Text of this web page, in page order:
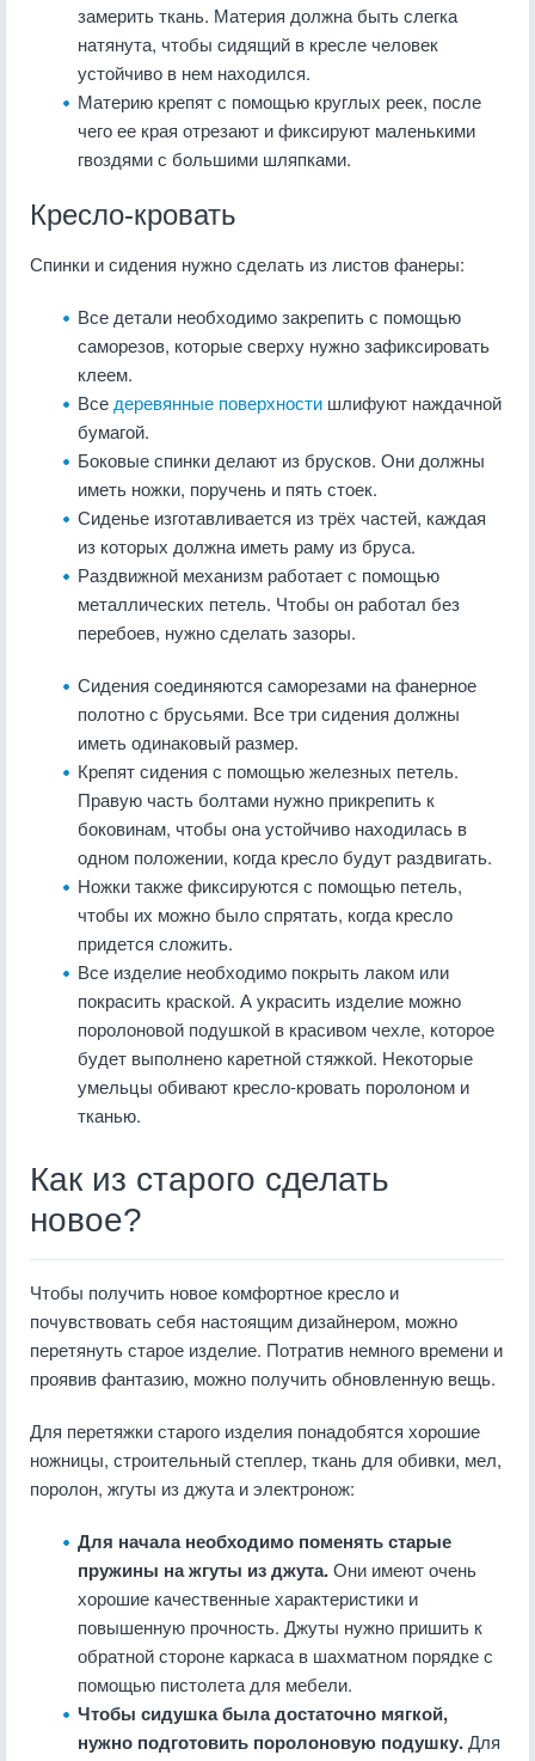
замерить ткань. Материя должна быть слегка
натянута, чтобы сидящий в кресле человек
устойчиво в нем находился.
Материю крепят с помощью круглых реек, после
чего ее края отрезают и фиксируют маленькими
гвоздями с большими шляпками.
Кресло-кровать
Спинки и сидения нужно сделать из листов фанеры:
Все детали необходимо закрепить с помощью
саморезов, которые сверху нужно зафиксировать
клеем.
Все деревянные поверхности шлифуют наждачной
бумагой.
Боковые спинки делают из брусков. Они должны
иметь ножки, поручень и пять стоек.
Сиденье изготавливается из трёх частей, каждая
из которых должна иметь раму из бруса.
Раздвижной механизм работает с помощью
металлических петель. Чтобы он работал без
перебоев, нужно сделать зазоры.
Сидения соединяются саморезами на фанерное
полотно с брусьями. Все три сидения должны
иметь одинаковый размер.
Крепят сидения с помощью железных петель.
Правую часть болтами нужно прикрепить к
боковинам, чтобы она устойчиво находилась в
одном положении, когда кресло будут раздвигать.
Ножки также фиксируются с помощью петель,
чтобы их можно было спрятать, когда кресло
придется сложить.
Все изделие необходимо покрыть лаком или
покрасить краской. А украсить изделие можно
поролоновой подушкой в красивом чехле, которое
будет выполнено каретной стяжкой. Некоторые
умельцы обивают кресло-кровать поролоном и
тканью.
Как из старого сделать
новое?
Чтобы получить новое комфортное кресло и
почувствовать себя настоящим дизайнером, можно
перетянуть старое изделие. Потратив немного времени и
проявив фантазию, можно получить обновленную вещь.
Для перетяжки старого изделия понадобятся хорошие
ножницы, строительный степлер, ткань для обивки, мел,
поролон, жгуты из джута и электронож:
Для начала необходимо поменять старые
пружины на жгуты из джута.Они имеют очень
хорошие качественные характеристики и
повышенную прочность. Джуты нужно пришить к
обратной стороне каркаса в шахматном порядке с
помощью пистолета для мебели.
Чтобы сидушка была достаточно мягкой,
нужно подготовить поролоновую подушку.Для